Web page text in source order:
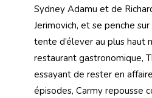
Sydney Adamu et de
Jerimovich, et se penche
tente d’élever au plus haut
restaurant gastronomique,
essayant de rester en
épisodes, Carmy repousse